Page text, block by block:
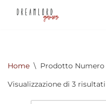
Home \ Prodotto
Visualizzazione di 3 risultati